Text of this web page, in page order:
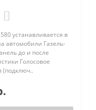
устанавливается в
автомобили Газель-
до и после
Голосовое
(подключ..